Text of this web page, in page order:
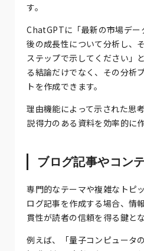
す。
ChatGPTに「最新の市場デー
後の成長性について分析し、
ステップで示してください」
る結論だけでなく、その分析
トを作成できます。
理由機能によって示された思
説得力のある資料を効率的に
ブログ記事やコン
専門的なテーマや複雑なトピ
ログ記事を作成する場合、情
貫性が読者の信頼を得る鍵とな
例えば、「量子コンピュータ